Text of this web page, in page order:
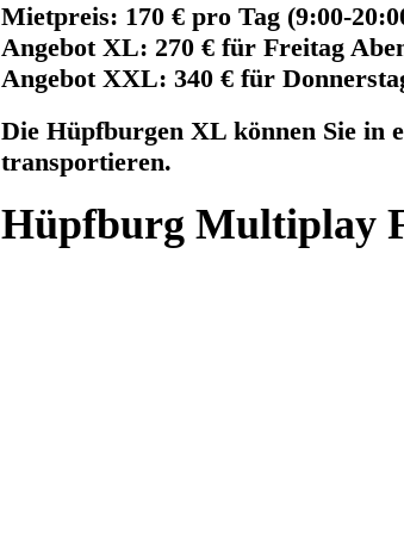
Mietpreis: 170 € pro Tag (9:00-
Angebot XL: 270 € für Freitag
Angebot XXL: 340 € für
Die Hüpfburgen XL können Sie in
transportieren.
Hüpfburg Multiplay